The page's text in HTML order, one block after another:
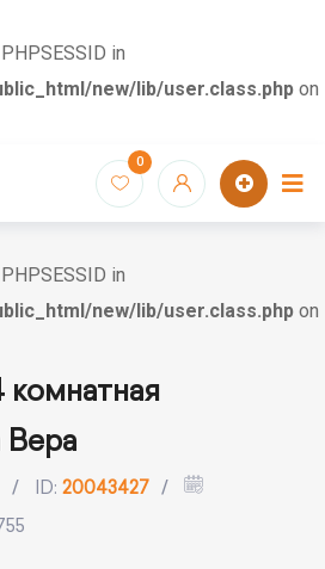
in
new/lib/user.class.php on
0
in
new/lib/user.class.php on
Вера
ID: 20043427